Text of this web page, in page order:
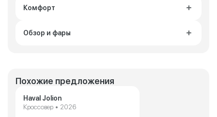
Комфорт
Обзор и фары
Похожие предложения
Haval Jolion
Кроссовер • 2026